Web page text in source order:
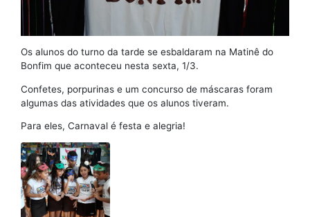
Os alunos do turno da tarde se esbaldaram na Matinê do
Bonfim que aconteceu nesta sexta, 1/3.
Confetes, porpurinas e um concurso de máscaras foram
algumas das atividades que os alunos tiveram.
Para eles, Carnaval é festa e alegria!